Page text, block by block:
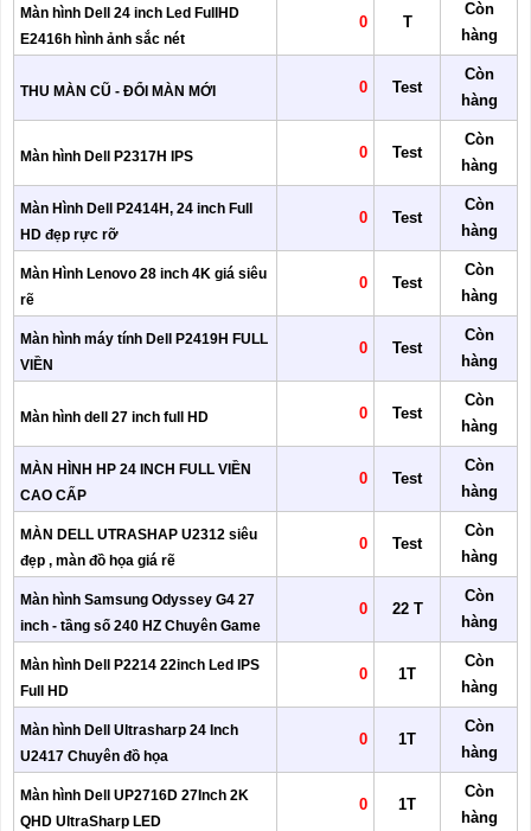
Màn hình Dell 24 inch Led FullHD
E2416h hình ảnh sắc nét
0 T
Còn
hàng
THU MÀN CŨ - ĐỔI MÀN MỚI 0 Test
Còn
hàng
Màn hình Dell P2317H IPS 0 Test
Còn
hàng
Màn Hình Dell P2414H, 24 inch Full
HD đẹp rực rỡ
0 Test
Còn
hàng
Màn Hình Lenovo 28 inch 4K giá siêu
rẽ
0 Test
Còn
hàng
Màn hình máy tính Dell P2419H FULL
VIỀN
0 Test
Còn
hàng
Màn hình dell 27 inch full HD 0 Test
Còn
hàng
MÀN HÌNH HP 24 INCH FULL VIỀN
CAO CẤP
0 Test
Còn
hàng
MÀN DELL UTRASHAP U2312 siêu
đẹp , màn đồ họa giá rẽ
0 Test
Còn
hàng
Màn hình Samsung Odyssey G4 27
inch - tầng số 240 HZ Chuyên Game
0 22 T
Còn
hàng
Màn hình Dell P2214 22inch Led IPS
Full HD
0 1T
Còn
hàng
Màn hình Dell Ultrasharp 24 Inch
U2417 Chuyên đồ họa
0 1T
Còn
hàng
Màn hình Dell UP2716D 27Inch 2K
QHD UltraSharp LED
0 1T
Còn
hàng